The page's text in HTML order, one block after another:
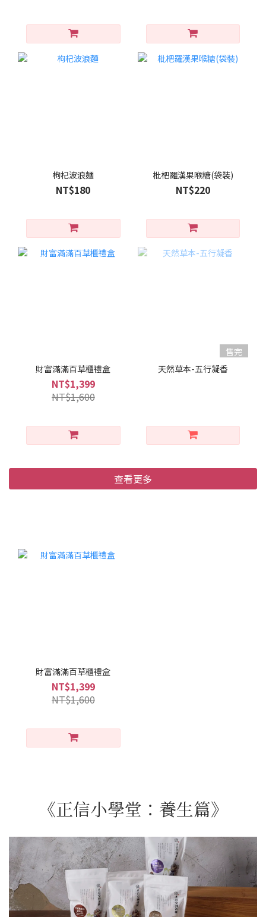
枸杞波浪麵
NT$180
枇杷羅漢果喉糖(袋裝)
NT$220
財富滿滿百草櫃禮盒
NT$1,399
NT$1,600
售完
天然草本-五行凝香
查看更多
財富滿滿百草櫃禮盒
NT$1,399
NT$1,600
《正信小學堂：養生篇》